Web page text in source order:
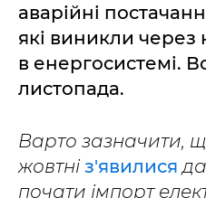
аварійні
які виникли через
в енергосистемі.
листопада.
Варто зазначити,
жовтні з'явилися
почати імпорт